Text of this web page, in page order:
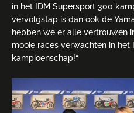
in het IDM Supersport 300
vervolgstap is dan ook de
hebben we er alle vertrouwen
mooie races verwachten in het
kampioenschap!“